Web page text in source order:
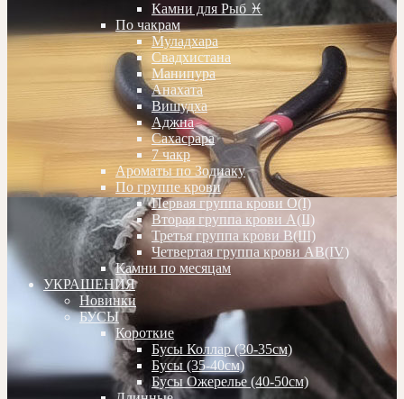
Камни для Рыб ♓️
По чакрам
Муладхара
Свадхистана
Манипура
Анахата
Вишудха
Аджна
Сахасрара
7 чакр
Ароматы по Зодиаку
По группе крови
Первая группа крови О(I)
Вторая группа крови А(II)
Третья группа крови В(III)
Четвертая группа крови АВ(IV)
Камни по месяцам
УКРАШЕНИЯ
Новинки
БУСЫ
Короткие
Бусы Коллар (30-35см)
Бусы (35-40см)
Бусы Ожерелье (40-50см)